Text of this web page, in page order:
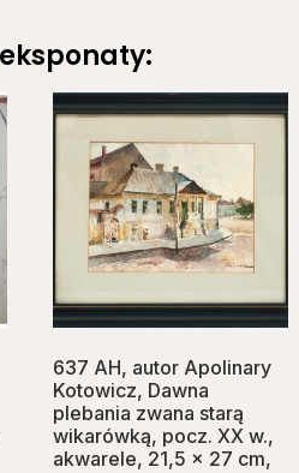
637 AH, autor Apolinary
Kotowicz, Dawna
plebania zwana starą
wikarówką, pocz. XX w.,
akwarele, 21,5 x 27 cm,